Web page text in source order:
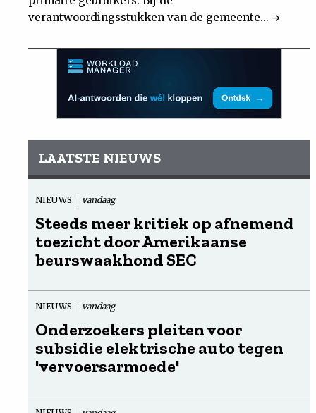
verantwoordingsstukken van de gemeente...
LAATSTE NIEUWS
NIEUWS vandaag
Steeds meer kritiek op afnemend
toezicht door Amerikaanse
beurswaakhond SEC
NIEUWS vandaag
Onderzoekers pleiten voor
subsidie elektrische auto tegen
'vervoersarmoede'